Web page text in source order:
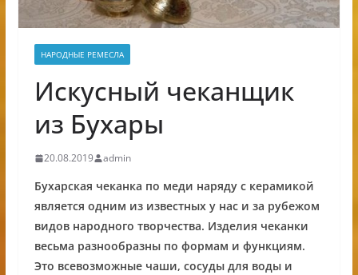
НАРОДНЫЕ РЕМЕСЛА
Искусный чеканщик
из Бухары
20.08.2019 admin
Бухарская чеканка по меди наряду с керамикой
является одним из известных у нас и за рубежом
видов народного творчества. Изделия чеканки
весьма разнообразны по формам и функциям.
Это всевозможные чаши, сосуды для воды и